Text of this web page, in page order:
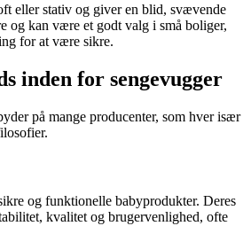
eller stativ og giver en blid, svævende
og kan være et godt valg i små boliger,
for at være sikre.
inden for sengevugger
på mange producenter, som hver især
og funktionelle babyprodukter. Deres
kvalitet og brugervenlighed, ofte